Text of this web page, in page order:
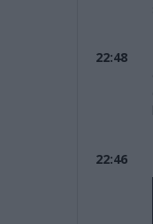
22:48
22:46